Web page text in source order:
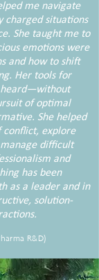
me navigate
charged situations
She taught me to
emotions were
and how to shift
Her tools for
heard—without
of optimal
She helped
conflict, explore
difficult
and
has been
as a leader and in
solution-
R&D)